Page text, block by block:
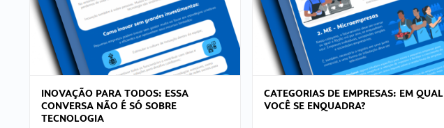
INOVAÇÃO PARA TODOS: ESSA
CONVERSA NÃO É SÓ SOBRE
TECNOLOGIA
CATEGORIAS DE EMPRESAS: EM QUAL
VOCÊ SE ENQUADRA?